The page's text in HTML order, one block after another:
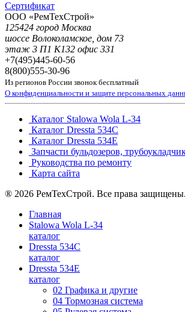
Сертификат
ООО «РемТехСтрой»
125424 город Москва
шоссе Волоколамское, дом 73
этаж 3 П1 К132 офис 331
+7(495)445-60-56
8(800)555-30-96
Из регионов России звонок бесплатный
О конфиденциальности и защите персональных
Каталог Stalowa Wola L-34
Каталог Dressta 534C
Каталог Dressta 534E
Запчасти бульдозеров,
Руководства по ремонту
Карта сайта
® 2026 РемТехСтрой. Все права защищены.
Главная
Stalowa Wola L-34
каталог
Dressta 534C
каталог
Dressta 534E
каталог
02 Графика и другие
04 Тормозная система